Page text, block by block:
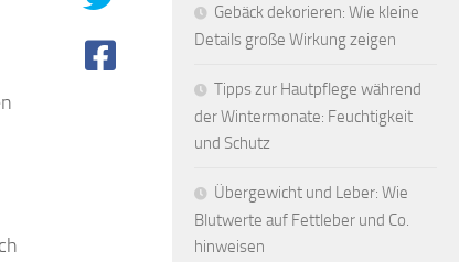
Gebäck dekorieren: Wie kleine
Details große Wirkung zeigen
Tipps zur Hautpflege während
der Wintermonate: Feuchtigkeit
und Schutz
Übergewicht und Leber: Wie
Blutwerte auf Fettleber und Co.
hinweisen